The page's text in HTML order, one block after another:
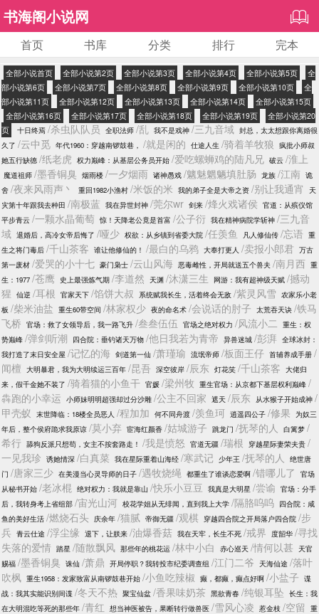
书海阁小说网
首页 书库 分类 排行 完本
全部小说首页 全部小说第2页 全部小说第3页 全部小说第4页 全部小说第5页
全
部小说第6页
全部小说第7页 全部小说第8页 全部小说第9页 全部小说第10页
全
部小说第11页
全部小说第12页 全部小说第13页 全部小说第14页
全部小说第15页
全部小说第16页
全部小说第17页 全部小说第18页 全部小说第19页
全部小说第20
页
十日终焉 /杀虫队队员 全职法师 /乱 我不是戏神 /三九音域 封总，太太想跟你离婚很
久了 /云中觅 年代1960：穿越南锣鼓巷， /就是闲的 仕途人生 /骑着羊牧狼 疯批小师叔
她五行缺德 /纸老虎 权力巅峰：从基层公务员开始 /爱吃螺蛳鸡的陆凡兄 破云 /淮上
魔道祖师 /墨香铜臭 烟雨楼 /一夕烟雨 诸神愚戏 /魑魅魍魉填肚肠 龙族 /江南 诡
舍 /夜来风雨声丶 重回1982小渔村 /米饭的米 我的弟子全是大帝之资 /别让我通宵
天
灾第十年跟我去种田 /南极蓝 我在异世封神 /莞尔wr 剑来 /烽火戏诸侯 官道：从殡仪馆
平步青云 /一颗水晶葡萄 惊！天降老公竟是首富 /公子衍 我在精神病院学斩神 /三九音
域 退婚后，高冷女帝后悔了 /哑少 权欲：从乡镇到省委大院 /任羡鱼 凡人修仙传 /忘语 重
生之将门毒后 /千山茶客 谁让他修仙的！ /最白的乌鸦 大奉打更人 /卖报小郎君 万古
第一废材 /爱哭的小十七 豪门枭士 /云山风海 恶毒雌性，开局就送五个兽夫 /南月西 重
生：1977 /苍鹰 史上最强炼气期 /李道然 天渊 /沐潇三生 网游：我有超神级天赋 /撼动
猩 仙逆 /耳根 官家天下 /馅饼大叔 系统赋我长生，活着终会无敌 /紫灵风雪 农家乐小老
板 /柴米油盐 重生60带空间 /林家权少 夜的命名术 /会说话的肘子 太荒吞天诀 /铁马
飞桥 官场：救了女领导后，我一路飞升 /叁叁伍伍 官场之绝对权力 /风流小二 重生：权
势巅峰 /弹剑听潮 四合院：垂钓诸天万物 /他日我若为青帝 异兽迷城 /彭湃 全球冰封：
我打造了末日安全屋 /记忆的海 剑道第一仙 /萧瑾瑜 流氓帝师 /板面王仔 首辅养成手册 /
闻檀 大明暴君，我为大明续运三百年 /昆吾 深空彼岸 /辰东 灯花笑 /千山茶客 大佬归
来，假千金她不装了 /骑着猫的小鱼干 官媛 /梁州牧 重生官场：从京都下基层权利巅峰 /
犇跑的小幸运 小师妹明明超强却过分沙雕 /公主不回家 遮天 /辰东 从水猴子开始成神 /
甲壳蚁
末世降临：18楼全员恶人 /程加加 何不同舟渡 /羡鱼珂 逍遥四公子 /修果
为奴三
年后，整个侯府跪求我原谅 /莫小弃 宦海红颜香 /姑城游子 跳龙门 /抚琴的人 白篱梦 /
希行 舔狗反派只想苟，女主不按套路走！ /我是愤怒 官道无疆 /瑞根 穿越星际妻荣夫贵 /
一见我珍 诱她情深 /白真菜 我在星际重着山海经 /寒武记 少年王 /抚琴的人
绝世唐
门 /唐家三少 在美漫当心灵导师的日子 /遇牧烧绳 都重生了谁谈恋爱啊 /错哪儿了
官场
从秘书开始 /老冰棍 绝对权力：我就是靠山 /快乐小豆豆 我真是大明星 /尝谕 官场：分手
后，我转身考上省组部 /宙光山河 校花学姐从无绯闻，直到我上大学 /隔胳呜呜 四合院：咸
鱼的美好生活 /燃烧石头 庆余年 /猫腻 帝御无疆 /观棋 穿越四合院之开局落户四合院 /步
兵 青云仕途 /浮尘缘 退下，让朕来 /油爆香菇 我在天牢，长生不死 /戒界 度韶华 /寻找
失落的爱情 踏星 /随散飘风 那些年的桃花运 /林中小白 赤心巡天 /情何以甚 天官
赐福 /墨香铜臭 诛仙 /萧鼎 开局停职？我转投市纪委调查组 /江门二爷 天海仙途 /落叶
吹枫 重生1958：发家致富从南锣鼓巷开始 /小鱼吃辣椒 癫，都癫，癫点好啊 /小盐子 谍
战：我其实能识别间谍 /冬天不热 聚宝仙盆 /香果味奶茶 黑欲青春 /纯银耳坠 长生：我
在大明混吃等死的那些年 /青红 想当神医被告，果断转行做兽医 /雪风心凌 惹金枝 /空留
重